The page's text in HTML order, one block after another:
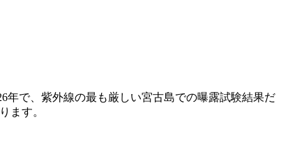
年で、紫外線の最も厳しい宮古島での曝露試験結果だ
ます。